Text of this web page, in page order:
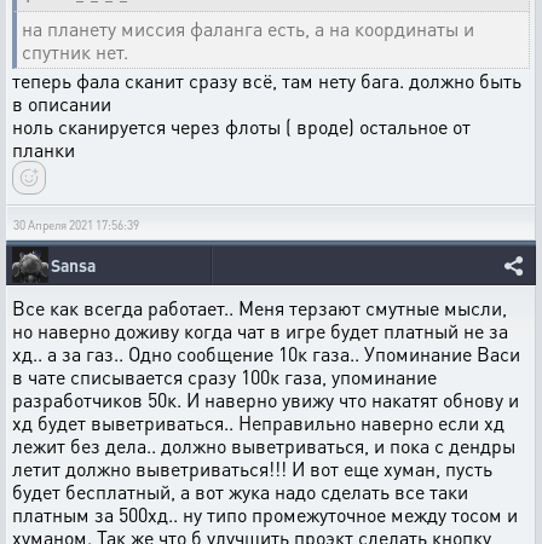
на планету миссия фаланга есть, а на координаты и
спутник нет.
теперь фала сканит сразу всё, там нету бага. должно быть
в описании
ноль сканируется через флоты ( вроде) остальное от
планки
30 Апреля 2021 17:56:39
Sansa
Все как всегда работает.. Меня терзают смутные мысли,
но наверно доживу когда чат в игре будет платный не за
хд.. а за газ.. Одно сообщение 10к газа.. Упоминание Васи
в чате списывается сразу 100к газа, упоминание
разработчиков 50к. И наверно увижу что накатят обнову и
хд будет выветриваться.. Неправильно наверно если хд
лежит без дела.. должно выветриваться, и пока с дендры
летит должно выветриваться!!! И вот еще хуман, пусть
будет бесплатный, а вот жука надо сделать все таки
платным за 500хд.. ну типо промежуточное между тосом и
хуманом. Так же что б улучшить проэкт сделать кнопку